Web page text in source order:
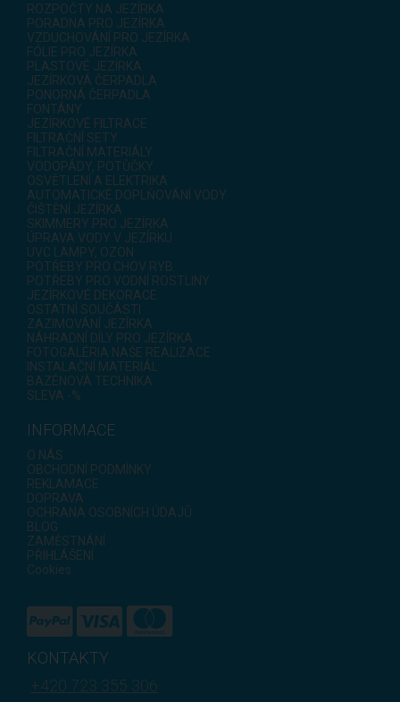
ROZPOČTY NA JEZÍRKA
PORADNA PRO JEZÍRKA
VZDUCHOVÁNÍ PRO JEZÍRKA
FÓLIE PRO JEZÍRKA
PLASTOVÉ JEZÍRKA
JEZÍRKOVÁ ČERPADLA
PONORNÁ ČERPADLA
FONTÁNY
JEZÍRKOVÉ FILTRACE
FILTRAČNÍ SETY
FILTRAČNÍ MATERIÁLY
VODOPÁDY, POTŮČKY
OSVĚTLENÍ A ELEKTRIKA
AUTOMATICKÉ DOPLŇOVÁNÍ VODY
ČIŠTĚNÍ JEZÍRKA
SKIMMERY PRO JEZÍRKA
ÚPRAVA VODY V JEZÍRKU
UVC LAMPY, OZON
POTŘEBY PRO CHOV RYB
POTŘEBY PRO VODNÍ ROSTLINY
JEZÍRKOVÉ DEKORACE
OSTATNÍ SOUČÁSTI
ZAZIMOVÁNÍ JEZÍRKA
NÁHRADNÍ DÍLY PRO JEZÍRKA
FOTOGALÉRIA NAŠE REALIZACE
INSTALAČNÍ MATERIÁL
BAZÉNOVÁ TECHNIKA
SLEVA -%
INFORMACE
O NÁS
OBCHODNÍ PODMÍNKY
REKLAMACE
DOPRAVA
OCHRANA OSOBNÍCH ÚDAJŮ
BLOG
ZAMĚSTNÁNÍ
PŘIHLÁŠENÍ
Cookies
KONTAKTY
+420 723 355 306